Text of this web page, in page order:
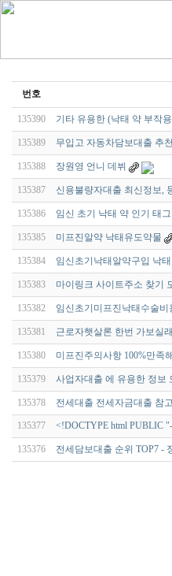
번호
135390 기타 유용한 (낙태 약 부작
135389 무입고 자동차담보대출 추
135388 장원영 언니 데뷔
135387 신용불량자대출 최신정보,
135386 임신 초기 낙태 약 인기 태
135385 미프진알약 낙태유도약물
135384 임신초기낙태알약구입 낙
135383 마이링크 사이트주소 찾기
135382 임신초기미프진낙태수술비
135381 근로자햇살론 한번 가보실
135380 미프진주의사항 100%만족
135379 사업자대출 에 유용한 정보
135378 전세대출 전세자금대출 참
135377 <!DOCTYPE html PUBLIC
135376 전세담보대출 순위 TOP7 -